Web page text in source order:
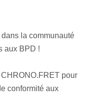
la communauté
aux BPD !
CHRONO.FRET pour
conformité aux